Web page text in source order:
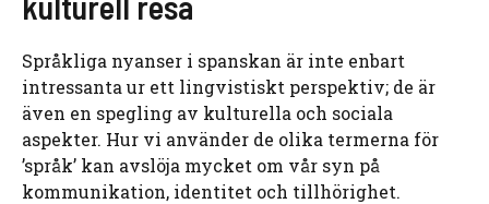
Språkliga nyanser i spanskan är inte enbart
intressanta ur ett lingvistiskt perspektiv; de är
även en spegling av kulturella och sociala
aspekter. Hur vi använder de olika termerna för
’språk’ kan avslöja mycket om vår syn på
kommunikation, identitet och tillhörighet.